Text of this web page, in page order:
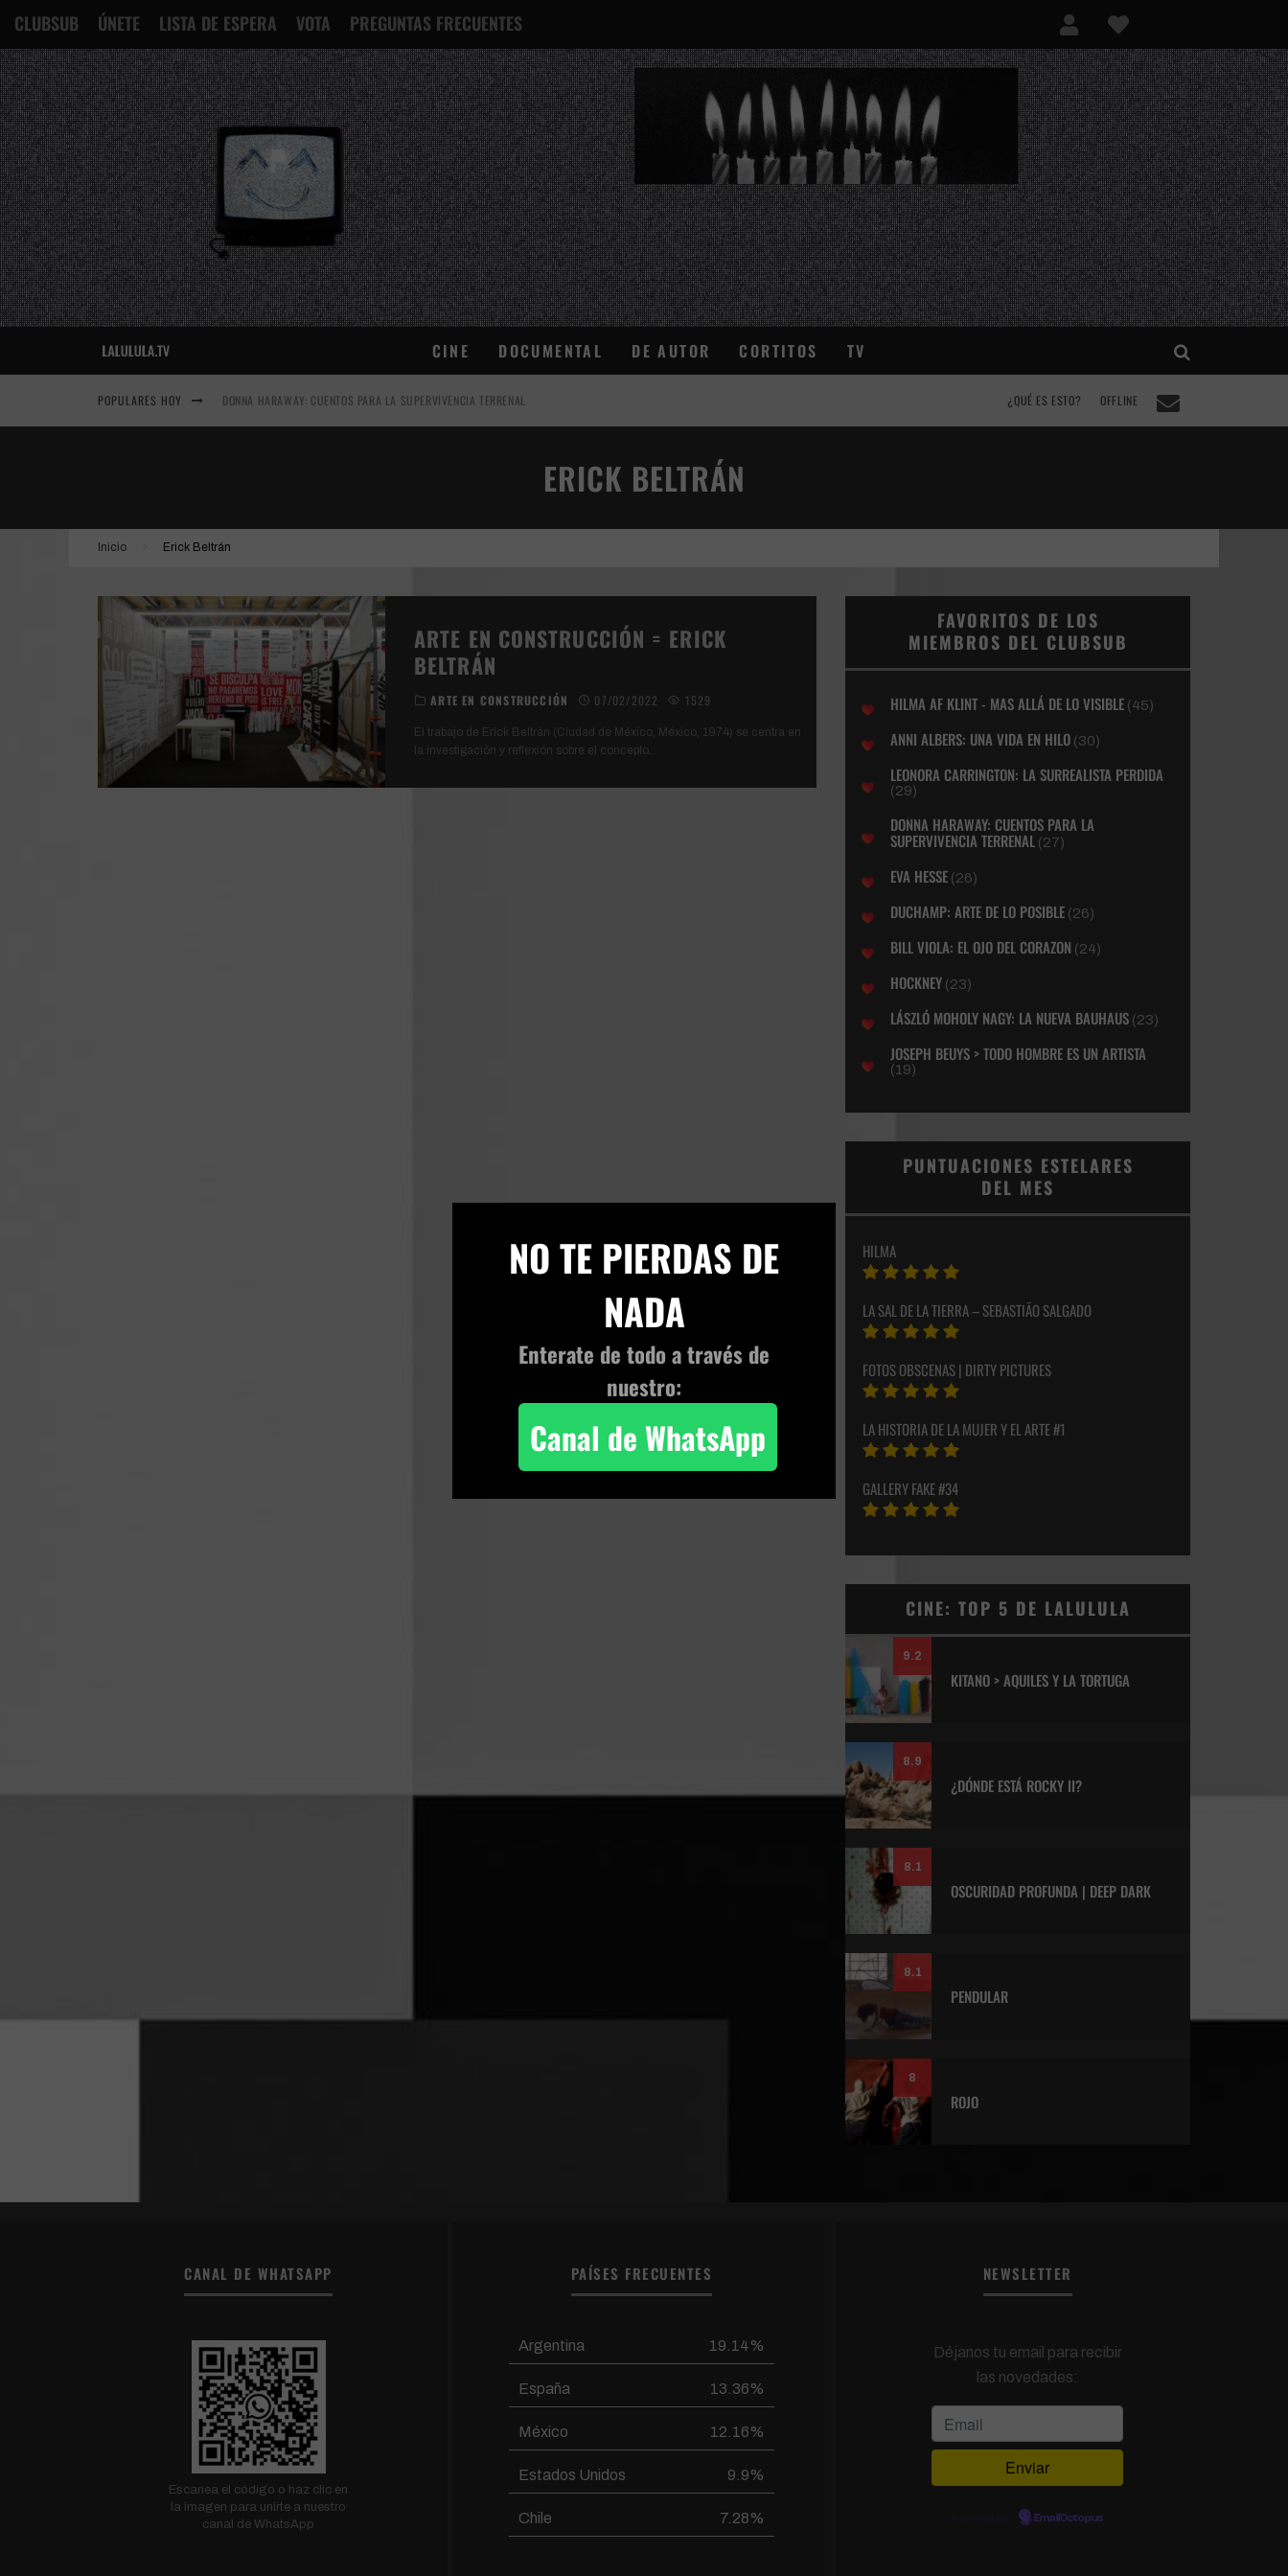
CLUBSUB ÚNETE LISTA DE ESPERA VOTA PREGUNTAS FRECUENTES
¿QUÉ ES ESTO?
CINE DOCUMENTAL DE AUTOR CORTITOS TV
POPULARES HOY DONNA HARAWAY: CUENTOS PARA LA SUPERVIVENCIA TERRENAL
LA JOVEN CON EL ARETE DE PERLA
¿QUÉ ES ESTO? OFFLINE
ERICK BELTRÁN
Inicio Erick Beltrán
ARTE EN CONSTRUCCIÓN = ERICK
BELTRÁN
ARTE EN CONSTRUCCIÓN 07/02/2022 1529
El trabajo de Erick Beltrán (Ciudad de México, México, 1974) se centra en
la investigación y reflexión sobre el concepto
FAVORITOS DE LOS
MIEMBROS DEL CLUBSUB
HILMA AF KLINT - MAS ALLÁ DE LO VISIBLE (45)
ANNI ALBERS: UNA VIDA EN HILO (30)
LEONORA CARRINGTON: LA SURREALISTA PERDIDA
(29)
DONNA HARAWAY: CUENTOS PARA LA
SUPERVIVENCIA TERRENAL (27)
EVA HESSE (26)
DUCHAMP: ARTE DE LO POSIBLE (26)
BILL VIOLA: EL OJO DEL CORAZON (24)
HOCKNEY (23)
LÁSZLÓ MOHOLY NAGY: LA NUEVA BAUHAUS (23)
JOSEPH BEUYS > TODO HOMBRE ES UN ARTISTA
(19)
PUNTUACIONES ESTELARES
DEL MES
HILMA
LA SAL DE LA TIERRA – SEBASTIÃO SALGADO
FOTOS OBSCENAS | DIRTY PICTURES
LA HISTORIA DE LA MUJER Y EL ARTE #1
GALLERY FAKE #34
CINE: TOP 5 DE LALULULA
9.2
KITANO > AQUILES Y LA TORTUGA
8.9
¿DÓNDE ESTÁ ROCKY II?
8.1
OSCURIDAD PROFUNDA | DEEP DARK
8.1
PENDULAR
8
ROJO
CANAL DE WHATSAPP
Escanea el código o haz clic en
la imagen para unirte a nuestro
canal de WhatsApp
PAÍSES FRECUENTES
Argentina 19.14%
España 13.36%
México 12.16%
Estados Unidos 9.9%
Chile 7.28%
NEWSLETTER
Déjanos tu email para recibir
las novedades:
EmailOctopus
NO TE PIERDAS DE
NADA
Enterate de todo a través de
nuestro:
Canal de WhatsApp